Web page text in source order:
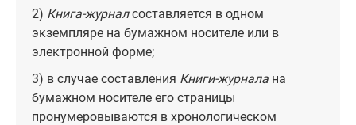
2) Книга-журналсоставляется в одном
экземпляре на бумажном носителе или в
электронной форме;
3) в случае составления Книги-журнала на
бумажном носителе его страницы
пронумеровываются в хронологическом